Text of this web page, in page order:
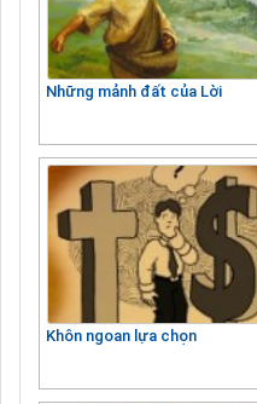
Những mảnh đất của Lời
Khôn ngoan lựa chọn